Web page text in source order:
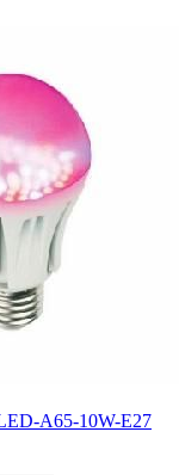
A65-10W-E27